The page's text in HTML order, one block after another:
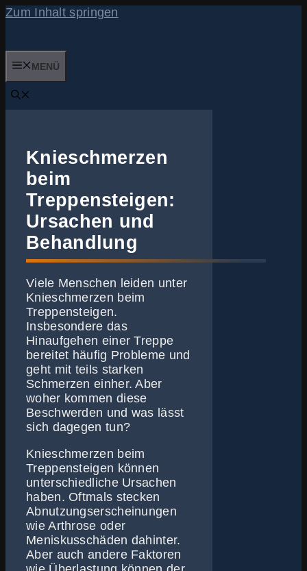
Zum Inhalt springen
MENÜ
Knieschmerzen
beim
Treppensteigen:
Ursachen und
Behandlung
Viele Menschen leiden unter
Knieschmerzen beim
Treppensteigen.
Insbesondere das
Hinaufgehen einer Treppe
bereitet häufig Probleme und
geht mit teils starken
Schmerzen einher. Aber
woher kommen diese
Beschwerden und was lässt
sich dagegen tun?
Knieschmerzen beim
Treppensteigen können
unterschiedliche Ursachen
haben. Oftmals stecken
Abnutzungserscheinungen
wie Arthrose oder
Meniskusschäden dahinter.
Aber auch andere Faktoren